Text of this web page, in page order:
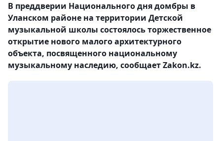
В преддверии Национального дня домбры в
Уланском районе на территории Детской
музыкальной школы состоялось торжественное
открытие нового малого архитектурного
объекта, посвященного национальному
музыкальному наследию, сообщает Zakon.kz.